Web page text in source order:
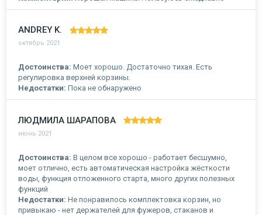
ANDREY K.
октябрь 2021
Достоинства: Моет хорошо. Достаточно тихая. Есть
регулировка верхней корзины.
Недостатки: Пока не обнаружено
ЛЮДМИЛА ШАРАПОВА
июнь 2021
Достоинства: В целом все хорошо - работает бесшумно,
моет отлично, есть автоматическая настройка жёсткости
воды, функция отложенного старта, много других полезных
функций
Недостатки: Не понравилось комплектовка корзин, но
привыкаю - нет держателей для фужеров, стаканов и